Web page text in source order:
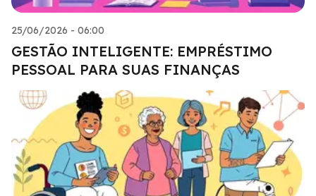
25/06/2026 - 06:00
GESTÃO INTELIGENTE: EMPRÉSTIMO
PESSOAL PARA SUAS FINANÇAS